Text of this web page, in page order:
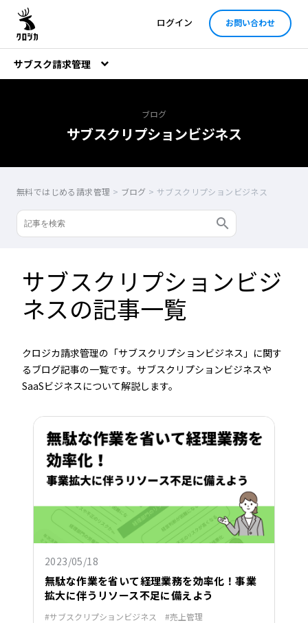
ログイン お問い合わせ
サブスク請求管理
ブログ
サブスクリプションビジネス
無料ではじめる請求管理 > ブログ >サブスクリプションビジネス
サブスクリプションビジ
ネスの記事一覧
クロジカ請求管理の「サブスクリプションビジネス」に関す
るブログ記事の一覧です。サブスクリプションビジネスや
SaaSビジネスについて解説します。
2023/05/18
無駄な作業を省いて経理業務を効率化！事業
拡大に伴うリソース不足に備えよう
サブスクリプションビジネス 売上管理